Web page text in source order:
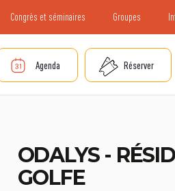
Congrès et séminaires Groupes
Agenda Réserver
ODALYS -
GOLFE